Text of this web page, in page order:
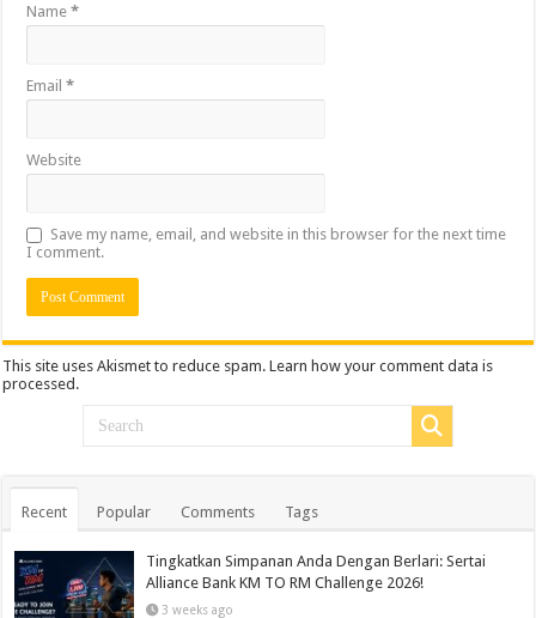
Name*
Email*
Website
Save my name, email, and website in this browser for the next time
I comment.
This site uses Akismet to reduce spam.Learn how your comment data is
processed.
Recent Popular Comments Tags
Tingkatkan Simpanan Anda Dengan Berlari: Sertai
Alliance Bank KM TO RM Challenge 2026!
3 weeks ago